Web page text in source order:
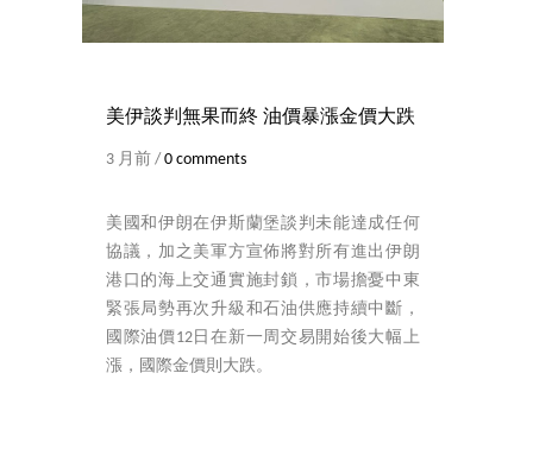
美伊談判無果而終 油價暴漲金價大跌
3 月前 / 0 comments
美國和伊朗在伊斯蘭堡談判未能達成任何
協議，加之美軍方宣佈將對所有進出伊朗
港口的海上交通實施封鎖，市場擔憂中東
緊張局勢再次升級和石油供應持續中斷，
國際油價12日在新一周交易開始後大幅上
漲，國際金價則大跌。